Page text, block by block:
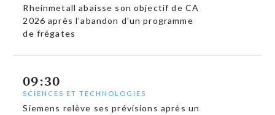
Rheinmetall abaisse son objectif de CA
2026 après l’abandon d’un programme
de frégates
09:30
SCIENCES ET TECHNOLOGIES
Siemens relève ses prévisions après un